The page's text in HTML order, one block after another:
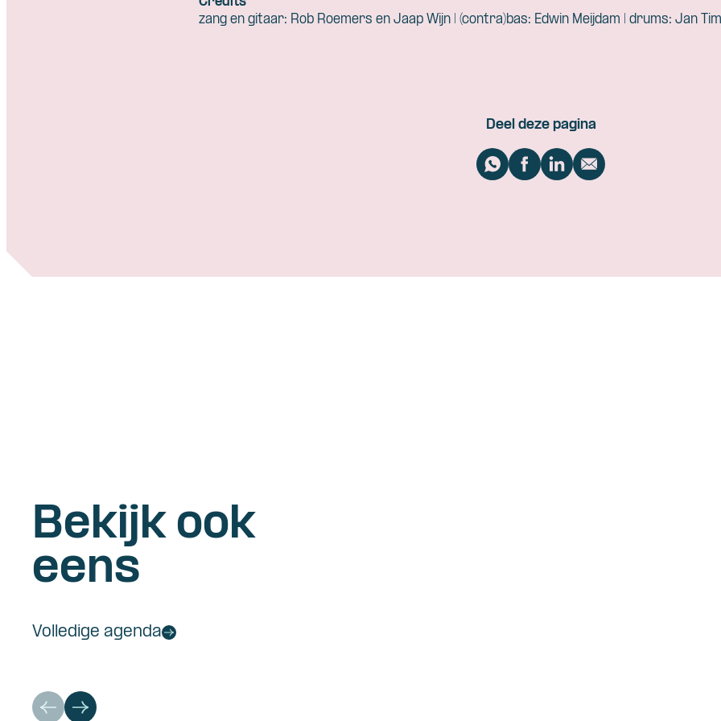
zang en gitaar: Rob Roemers en Jaap Wijn | (contra)bas: Edwin Meijdam | drums: Jan
Deel deze pagina
Bekijk ook
eens
Volledige agenda